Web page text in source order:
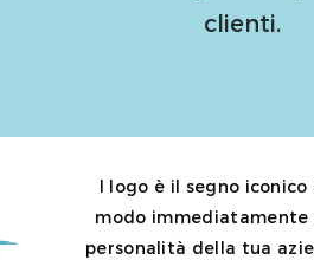
clienti.
l logo è il segno iconico
modo immediatamente
personalità della tua